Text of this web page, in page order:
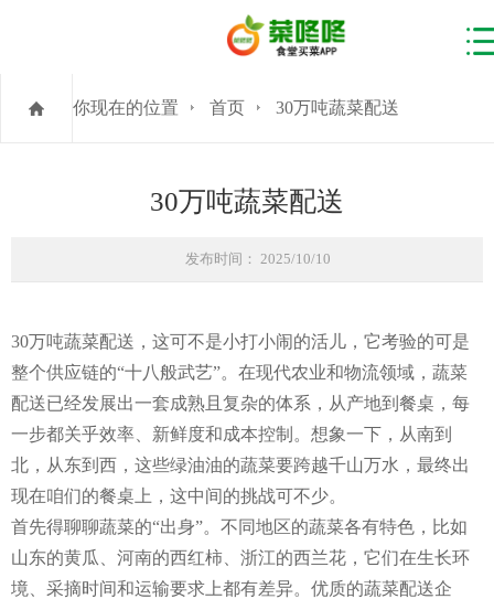
你现在的位置 首页 30万吨蔬菜配送
30万吨蔬菜配送
发布时间： 2025/10/10
30万吨蔬菜配送，这可不是小打小闹的活儿，它考验的可是
整个供应链的“十八般武艺”。在现代农业和物流领域，蔬菜
配送已经发展出一套成熟且复杂的体系，从产地到餐桌，每
一步都关乎效率、新鲜度和成本控制。想象一下，从南到
北，从东到西，这些绿油油的蔬菜要跨越千山万水，最终出
现在咱们的餐桌上，这中间的挑战可不少。
首先得聊聊蔬菜的“出身”。不同地区的蔬菜各有特色，比如
山东的黄瓜、河南的西红柿、浙江的西兰花，它们在生长环
境、采摘时间和运输要求上都有差异。优质的蔬菜配送企